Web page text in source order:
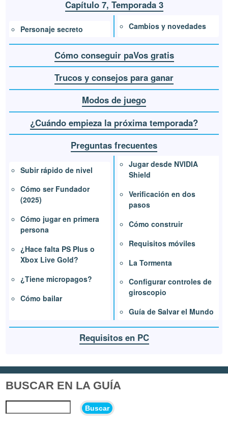
Capítulo 7, Temporada 3
Personaje secreto Cambios y novedades
Cómo conseguir paVos gratis
Trucos y consejos para ganar
Modos de juego
¿Cuándo empieza la próxima temporada?
Preguntas frecuentes
Subir rápido de nivel
Cómo ser Fundador
(2025)
Cómo jugar en primera
persona
¿Hace falta PS Plus o
Xbox Live Gold?
¿Tiene micropagos?
Cómo bailar
Jugar desde NVIDIA
Shield
Verificación en dos
pasos
Cómo construir
Requisitos móviles
La Tormenta
Configurar controles de
giroscopio
Guía de Salvar el Mundo
Requisitos en PC
BUSCAR EN LA GUÍA
Buscar